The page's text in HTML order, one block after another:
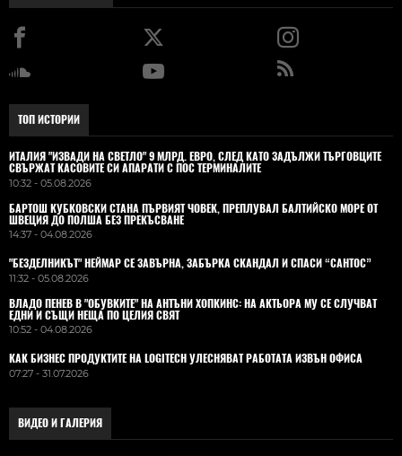
ТОП ИСТОРИИ
ИТАЛИЯ "ИЗВАДИ НА СВЕТЛО" 9 МЛРД. ЕВРО, СЛЕД КАТО ЗАДЪЛЖИ ТЪРГОВЦИТЕ
СВЪРЖАТ КАСОВИТЕ СИ АПАРАТИ С ПОС ТЕРМИНАЛИТЕ
10:32 - 05.08.2026
БАРТОШ КУБКОВСКИ СТАНА ПЪРВИЯТ ЧОВЕК, ПРЕПЛУВАЛ БАЛТИЙСКО МОРЕ ОТ
ШВЕЦИЯ ДО ПОЛША БЕЗ ПРЕКЪСВАНЕ
14:37 - 04.08.2026
"БЕЗДЕЛНИКЪТ" НЕЙМАР СЕ ЗАВЪРНА, ЗАБЪРКА СКАНДАЛ И СПАСИ “САНТОС”
11:32 - 05.08.2026
ВЛАДO ПЕНЕВ В "ОБУВКИТЕ" НА АНТЪНИ ХОПКИНС: НА АКТЬОРА МУ СЕ СЛУЧВАТ
ЕДНИ И СЪЩИ НЕЩА ПО ЦЕЛИЯ СВЯТ
10:52 - 04.08.2026
КАК БИЗНЕС ПРОДУКТИТЕ НА LOGITECH УЛЕСНЯВАТ РАБОТАТА ИЗВЪН ОФИСА
07:27 - 31.07.2026
ВИДЕО И ГАЛЕРИЯ